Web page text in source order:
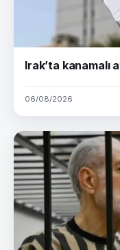
Irak’ta kanamalı
06/08/2026